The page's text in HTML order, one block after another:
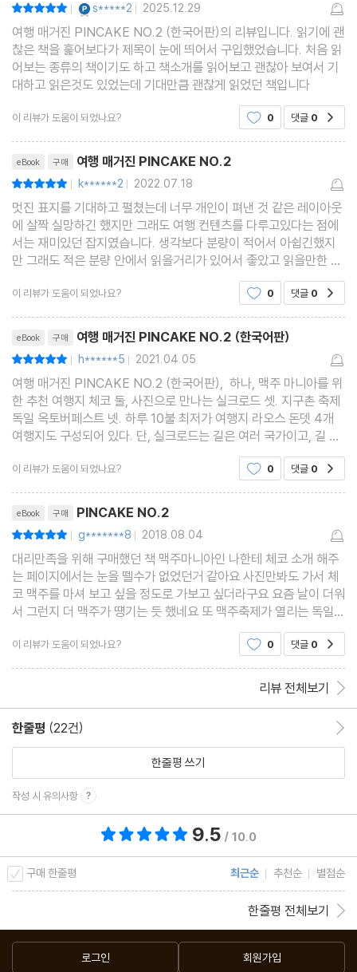
| s*****2 | 2025.12.29
여행 매거진 PINCAKE NO.2 (한국어판)의 리뷰입니다. 읽기에 괜
찮은 책을 훑어보다가 제목이 눈에 띄어서 구입했었습니다. 처음 읽
어보는 종류의 책이기도 하고 책소개를 읽어보고 괜찮아 보여서 기
대하고 읽은것도 있었는데 기대만큼 괜찮게 읽었던 책입니다
이 리뷰가 도움이 되었나요? 0 댓글 0
eBook 구매 여행 매거진 PINCAKE NO.2
| k******2 | 2022.07.18
멋진 표지를 기대하고 펼쳤는데 너무 개인이 펴낸 것 같은 레이아웃
에 살짝 실망하긴 했지만 그래도 여행 컨텐츠를 다루고있다는 점에
서는 재미있던 잡지였습니다. 생각보다 분량이 적어서 아쉽긴했지
만 그래도 적은 분량 안에서 읽을거리가 있어서 좋았고 읽을만한 내
용이 있어 괜찮았어요. 이런 여행지 관련 내용은 사진으로 좀 압도하
는 면이 있어야 만족감도 커지는데 사진이 생각보
이 리뷰가 도움이 되었나요? 0 댓글 0
eBook 구매 여행 매거진 PINCAKE NO.2 (한국어판)
| h******5 | 2021.04.05
여행 매거진 PINCAKE NO.2 (한국어판), 하나, 맥주 마니아를 위
한 추천 여행지 체코 둘, 사진으로 만나는 실크로드 셋. 지구촌 축제
독일 옥토버페스트 넷. 하루 10불 최저가 여행지 라오스 돈뎃 4개
여행지도 구성되어 있다. 단, 실크로드는 길은 여러 국가이고, 길 자
체가 기니.. 12페이지 ㅎ 실크로드만 별도 사진집이나 책자를 내어
도 좋을 것 같다. 읽다보니 세계테마기행의 실크로
이 리뷰가 도움이 되었나요? 0 댓글 0
eBook 구매 PINCAKE NO.2
| g*******8 | 2018.08.04
대리만족을 위해 구매했던 책 맥주마니아인 나한테 체코 소개 해주
는 페이지에서는 눈을 뗄수가 없었던거 같아요 사진만봐도 가서 체
코 맥주를 마셔 보고 싶을 정도로 가보고 싶더라구요 요즘 날이 더워
서 그런지 더 맥주가 떙기는 듯 했네요 또 맥주축제가 열리는 독일
옥토버페스트 내용으로 보니 가보고 싶다는 생각이 절로 생기더라
구요 맥주 좋아하는 분들은 꼭 필수 코스로 넣어야
이 리뷰가 도움이 되었나요? 0 댓글 0
리뷰 전체보기
한줄평 (22건)
한줄평 쓰기
작성 시 유의사항
9.5 / 10.0
구매 한줄평 최근순 추천순 별점순
한줄평 전체보기
로그인 회원가입